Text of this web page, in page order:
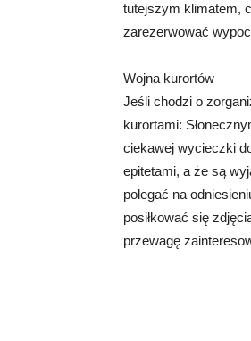
tutejszym klimatem,
zarezerwować
Wojna kurortów
Jeśli chodzi o
kurortami:
ciekawej wycieczki
epitetami, a że są
polegać na
posiłkować się
przewagę